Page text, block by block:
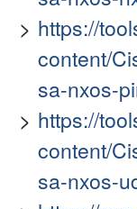
https://
content/
sa-nxos-
https://
content/
sa-nxos-